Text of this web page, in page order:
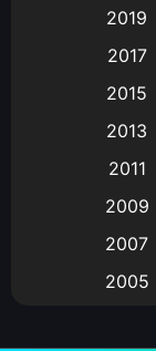
Animation แอ
(9)
Big tits (นมให
Bitch (ผู้หญิงร่า
2019
2017
2015
2013
2011
2009
2007
2005